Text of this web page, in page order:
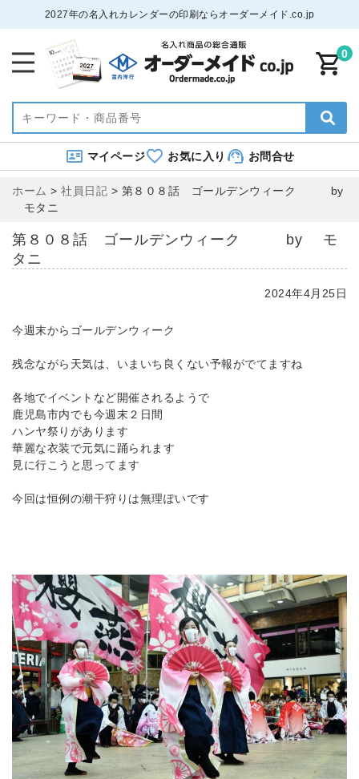
2027年の名入れカレンダーの印刷ならオーダーメイド.co.jp
0
マイページ お気に入り お問合せ
ホーム > 社員日記 > 第８０８話 ゴールデンウィーク by
モタニ
第８０８話 ゴールデンウィーク by モ
タニ
2024年4月25日
今週末からゴールデンウィーク
残念ながら天気は、いまいち良くない予報がでてますね
各地でイベントなど開催されるようで
鹿児島市内でも今週末２日間
ハンヤ祭りがあります
華麗な衣装で元気に踊られます
見に行こうと思ってます
今回は恒例の潮干狩りは無理ぽいです